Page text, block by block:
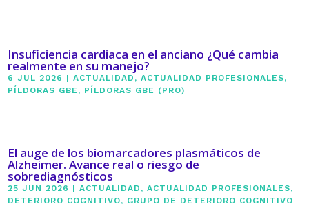
Insuficiencia cardiaca en el anciano ¿Qué cambia
realmente en su manejo?
6 JUL 2026 |ACTUALIDAD ,ACTUALIDAD PROFESIONALES,
PÍLDORAS GBE , PÍLDORAS GBE (PRO)
El auge de los biomarcadores plasmáticos de
Alzheimer. Avance real o riesgo de
sobrediagnósticos
25 JUN 2026 |ACTUALIDAD ,ACTUALIDAD PROFESIONALES,
DETERIORO COGNITIVO, GRUPO DE DETERIORO COGNITIVO